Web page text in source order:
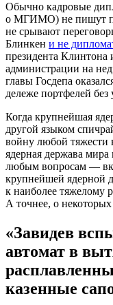
Обычно кадровые
о МГИМО) не пишут
не срывают
Блинкен и не
президента Клинтона
администрации на
главы Госдепа
дележе портфелей
Когда крупнейшая
другой языком
войну любой тяжести
ядерная держава
любым вопросам —
крупнейшей ядерной
к наиболее тяжелому
А точнее, о
«Завидев
автомат в
казенные